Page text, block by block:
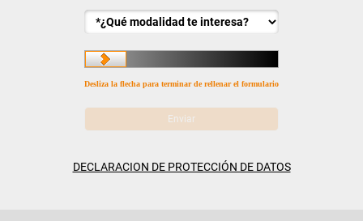
Desliza la flecha para terminar de rellenar el formulario
DECLARACION DE PROTECCIÓN DE DATOS